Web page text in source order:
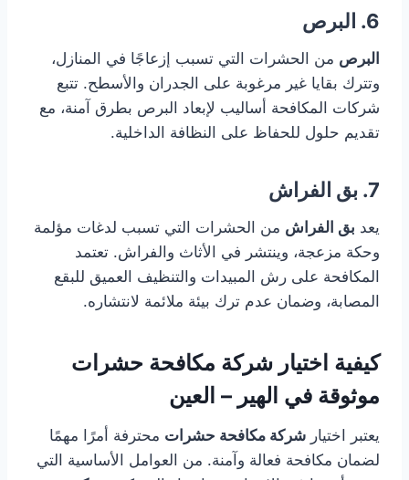
6. البرص
البرص من الحشرات التي تسبب إزعاجًا في المنازل،
وتترك بقايا غير مرغوبة على الجدران والأسطح. تتبع
شركات المكافحة أساليب لإبعاد البرص بطرق آمنة، مع
تقديم حلول للحفاظ على النظافة الداخلية.
7. بق الفراش
يعد بق الفراش من الحشرات التي تسبب لدغات مؤلمة
وحكة مزعجة، وينتشر في الأثاث والفراش. تعتمد
المكافحة على رش المبيدات والتنظيف العميق للبقع
المصابة، وضمان عدم ترك بيئة ملائمة لانتشاره.
كيفية اختيار شركة مكافحة حشرات
موثوقة في الهير – العين
يعتبر اختيار شركة مكافحة حشرات محترفة أمرًا مهمًا
لضمان مكافحة فعالة وآمنة. من العوامل الأساسية التي